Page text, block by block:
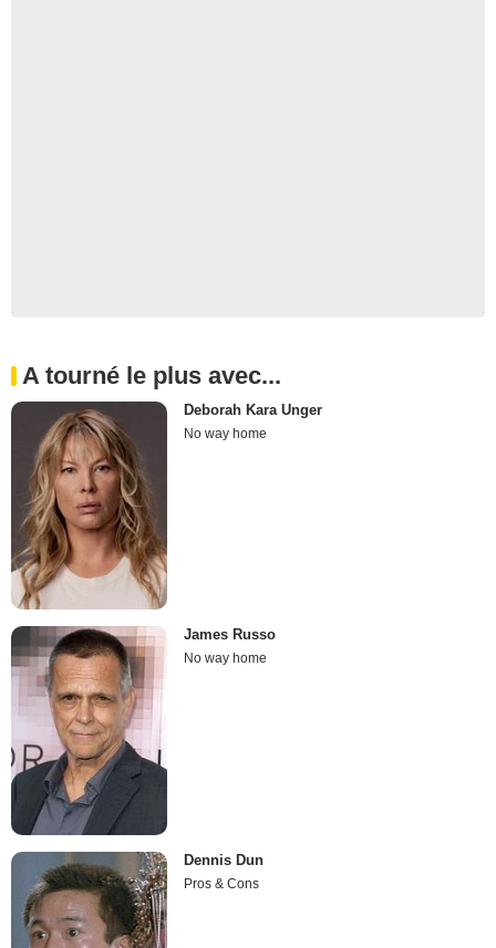
A tourné le plus avec...
Deborah Kara Unger
No way home
James Russo
No way home
Dennis Dun
Pros & Cons